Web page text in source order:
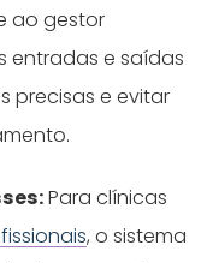
ao gestor
entradas e saídas
precisas e evitar
Para clínicas
, o sistema